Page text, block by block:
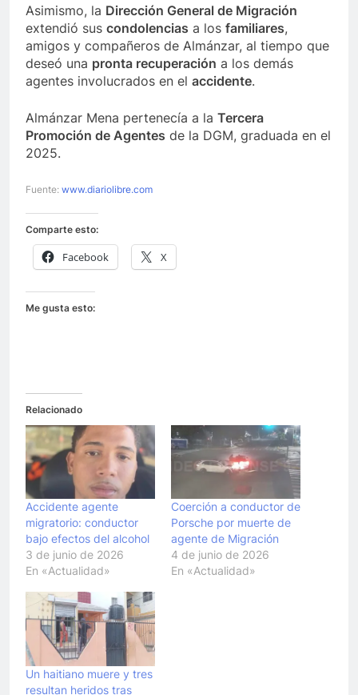
Asimismo, la Dirección General de Migración
extendió sus condolencias a los familiares,
amigos y compañeros de Almánzar, al tiempo que
deseó una pronta recuperación a los demás
agentes involucrados en el accidente.
Almánzar Mena pertenecía a la Tercera
Promoción de Agentes de la DGM, graduada en el
2025.
Fuente: www.diariolibre.com
Comparte esto:
Facebook X
Me gusta esto:
Relacionado
Accidente agente
migratorio: conductor
bajo efectos del alcohol
3 de junio de 2026
En «Actualidad»
Coerción a conductor de
Porsche por muerte de
agente de Migración
4 de junio de 2026
En «Actualidad»
Un haitiano muere y tres
resultan heridos tras